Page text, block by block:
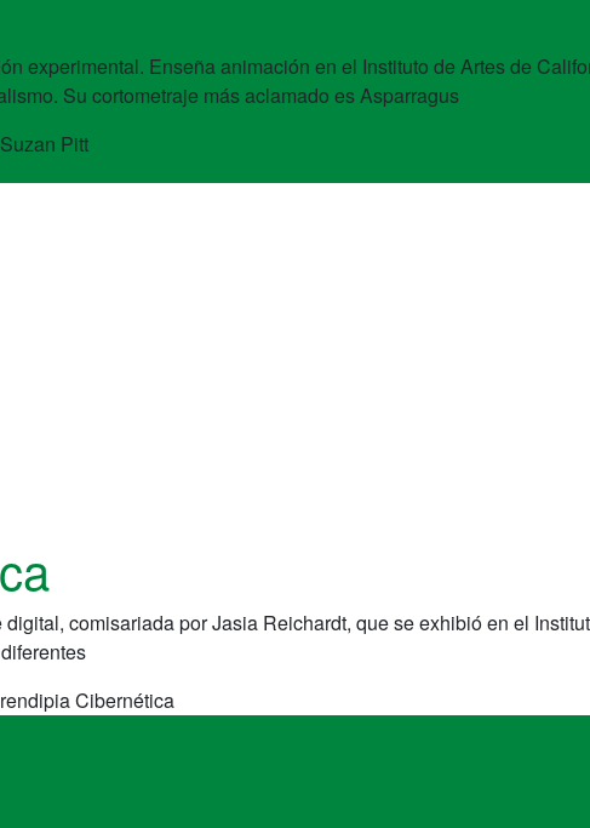
experimental. Enseña animación en el Instituto de Artes de
Su cortometraje más aclamado es Asparragus
Pitt
comisariada por Jasia Reichardt, que se exhibió en el
Cibernética